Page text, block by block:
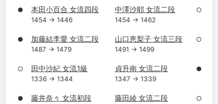
● 本田小百合 女流四段
1454 → 1446
中澤沙耶 女流二段
1454 → 1462
○
● 加藤結李愛 女流二段
1487 → 1479
山口恵梨子 女流三段
1491 → 1499
○
○ 田中沙紀 女流1級
1336 → 1344
貞升南 女流二段
1347 → 1339
●
● 藤井奈々 女流初段 藤田綾 女流二段 ○